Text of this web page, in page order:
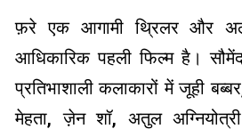
फ़रे एक आगामी थ्रिलर और
आधिकारिक पहली फिल्म है। सौमेंद्र
प्रतिभाशाली कलाकारों में जूही
मेहता, ज़ेन शॉ, अतुल